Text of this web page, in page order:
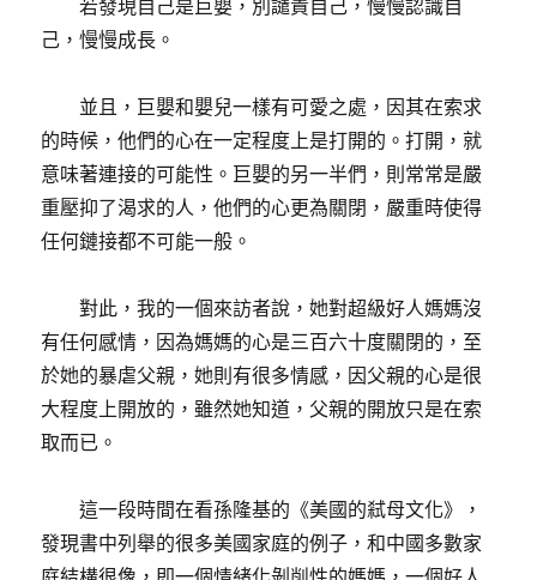
若發現自己是巨嬰，別譴責自己，慢慢認識自
己，慢慢成長。
並且，巨嬰和嬰兒一樣有可愛之處，因其在索求
的時候，他們的心在一定程度上是打開的。打開，就
意味著連接的可能性。巨嬰的另一半們，則常常是嚴
重壓抑了渴求的人，他們的心更為關閉，嚴重時使得
任何鏈接都不可能一般。
對此，我的一個來訪者說，她對超級好人媽媽沒
有任何感情，因為媽媽的心是三百六十度關閉的，至
於她的暴虐父親，她則有很多情感，因父親的心是很
大程度上開放的，雖然她知道，父親的開放只是在索
取而已。
這一段時間在看孫隆基的《美國的弒母文化》，
發現書中列舉的很多美國家庭的例子，和中國多數家